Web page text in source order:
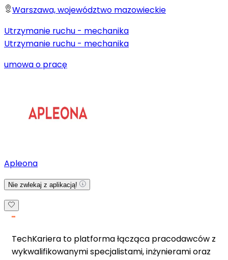
Warszawa, województwo mazowieckie
Utrzymanie ruchu - mechanika
Utrzymanie ruchu - mechanika
umowa o pracę
Apleona
Nie zwlekaj z aplikacją!
TechKariera to platforma łącząca pracodawców z
wykwalifikowanymi specjalistami, inżynierami oraz